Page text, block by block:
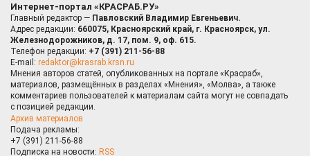
Интернет-портал «КРАСРАБ.РУ»
Главный редактор — Павловский Владимир Евгеньевич.
Адрес редакции: 660075, Красноярский край, г. Красноярск, ул.
Железнодорожников, д. 17, пом. 9, оф. 615.
Телефон редакции: +7 (391) 211-56-88
E-mail: redaktor@krasrab.krsn.ru
Мнения авторов статей, опубликованных на портале «Красраб»,
материалов, размещённых в разделах «Мнения», «Молва», а также
комментариев пользователей к материалам сайта могут не совпадать
с позицией редакции.
Архив материалов
Подача рекламы:
+7 (391) 211-56-88
Подписка на новости: RSS